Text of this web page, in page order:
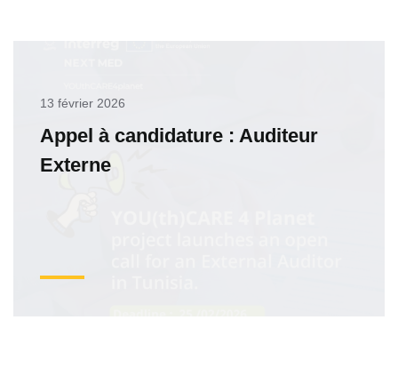
13 février 2026
Appel à candidature : Auditeur
Externe